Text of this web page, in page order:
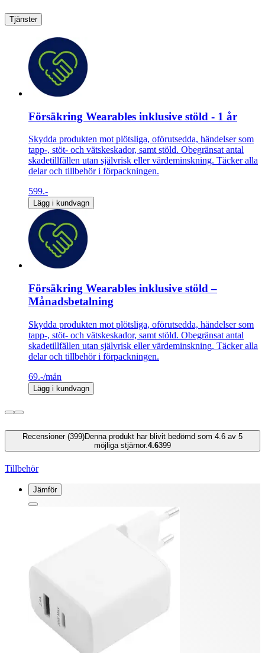
Tjänster
Försäkring Wearables inklusive stöld - 1 år
Skydda produkten mot plötsliga, oförutsedda, händelser som
tapp-, stöt- och vätskeskador, samt stöld. Obegränsat antal
skadetillfällen utan självrisk eller värdeminskning. Täcker alla
delar och tillbehör i förpackningen.
599.-
Lägg i kundvagn
Försäkring Wearables inklusive stöld –
Månadsbetalning
Skydda produkten mot plötsliga, oförutsedda, händelser som
tapp-, stöt- och vätskeskador, samt stöld. Obegränsat antal
skadetillfällen utan självrisk eller värdeminskning. Täcker alla
delar och tillbehör i förpackningen.
69.-/mån
Lägg i kundvagn
Recensioner (399)Denna produkt har blivit bedömd som 4.6 av 5
möjliga stjärnor.4.6399
Tillbehör
Jämför